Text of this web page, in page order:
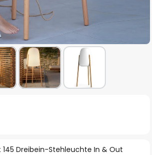
145 Dreibein-Stehleuchte In & Out